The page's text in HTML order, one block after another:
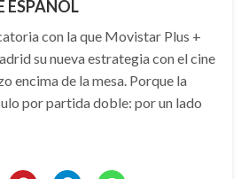
ESPAÑOL
con la que Movistar Plus +
su nueva estrategia con el cine
encima de la mesa. Porque la
por partida doble: por un lado